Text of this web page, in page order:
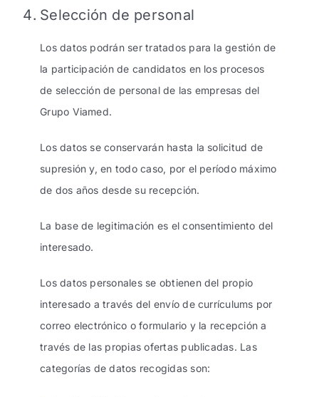
Selección de personal
Los datos podrán ser tratados para la gestión de
la participación de candidatos en los procesos
de selección de personal de las empresas del
Grupo Viamed.
Los datos se conservarán hasta la solicitud de
supresión y, en todo caso, por el período máximo
de dos años desde su recepción.
La base de legitimación es el consentimiento del
interesado.
Los datos personales se obtienen del propio
interesado a través del envío de currículums por
correo electrónico o formulario y la recepción a
través de las propias ofertas publicadas. Las
categorías de datos recogidas son: